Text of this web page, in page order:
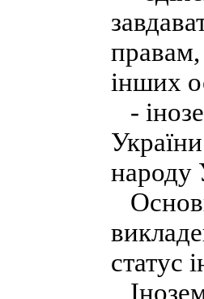
правам,
інших
-
народу
статус